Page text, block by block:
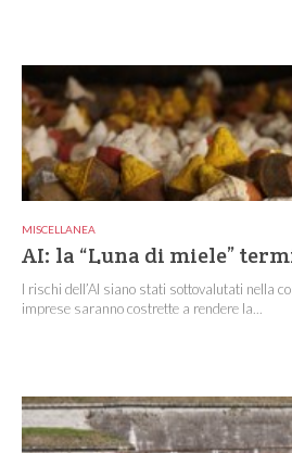
MISCELLANEA
AI: la “Luna di miele”
I rischi dell’AI siano stati sottovalutati nella
imprese saranno costrette a rendere la...